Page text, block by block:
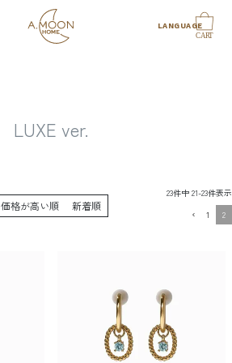
LANGUAGE
CART
LUXE ver.
価格が高い順 新着順
23件中 21-23件表示
1
2